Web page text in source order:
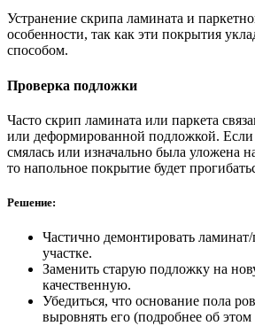
Устранение скрипа ламината и
особенности, так как эти покрытия
способом.
Проверка подложки
Часто скрип ламината или паркета
или деформированной подложкой. Если
смялась или изначально была уложена
то напольное покрытие будет
Решение:
Частично демонтировать
участке.
Заменить старую подложку на
качественную.
Убедиться, что основание пола
выровнять его (подробнее об